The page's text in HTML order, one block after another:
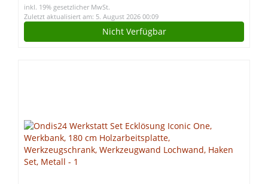
inkl. 19% gesetzlicher MwSt.
Zuletzt aktualisiert am: 5. August 2026 00:09
Nicht Verfügbar